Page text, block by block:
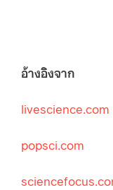
อ้างอิงจาก
livescience.com
popsci.com